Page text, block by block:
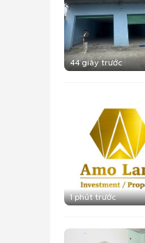
44 giây trước
1 phút trước